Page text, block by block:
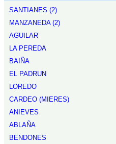
SANTIANES (2)
MANZANEDA (2)
AGUILAR
LA PEREDA
BAIÑA
EL PADRUN
LOREDO
CARDEO (MIERES)
ANIEVES
ABLAÑA
BENDONES